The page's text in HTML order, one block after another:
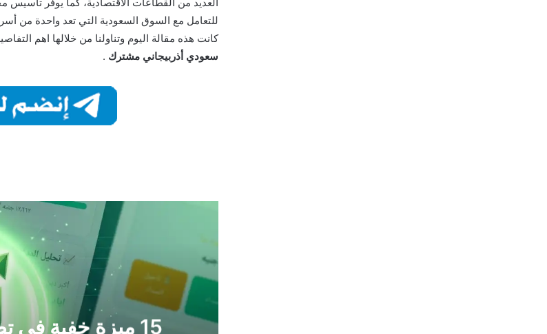
للتعامل مع السوق السعودية التي تعد واحدة من
كانت هذه مقالة اليوم وتناولنا من خلالها اهم
سعودي أذربيجاني مشترك .
15 ميزة خفية